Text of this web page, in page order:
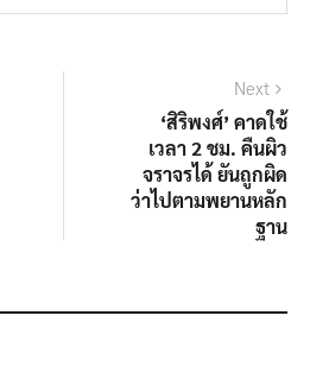
Next
post:
‘สิริพงศ์’ คาดใช้
เวลา 2 ชม. คืนผิว
จราจรได้ ยันถูกผิด
ว่าไปตามพยานหลัก
ฐาน